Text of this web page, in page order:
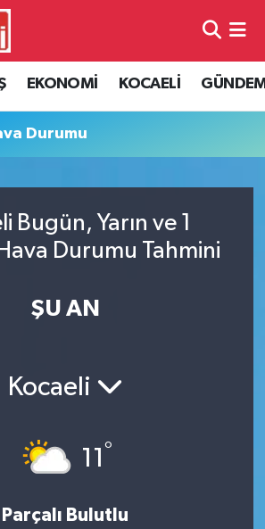
EKONOMİ KOCAELİ
Durumu
Bugün, Yarın ve 1
Durumu Tahmini
ŞU AN
Kocaeli
11 °
Parçalı Bulutlu
Durumu
Vakitleri
Durumu ve Fikstür